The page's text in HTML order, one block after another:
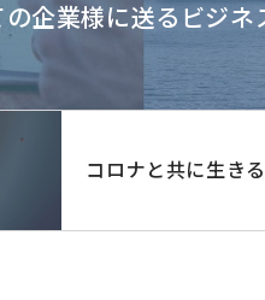
企業様に送るビジネ
コロナと共に生きる